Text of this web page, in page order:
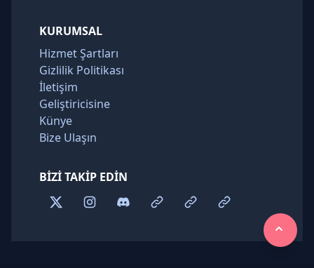
KURUMSAL
Hizmet Şartları
Gizlilik Politikası
İletişim
Geliştiricisine
Künye
Bize Ulaşın
BIZI TAKIP EDIN